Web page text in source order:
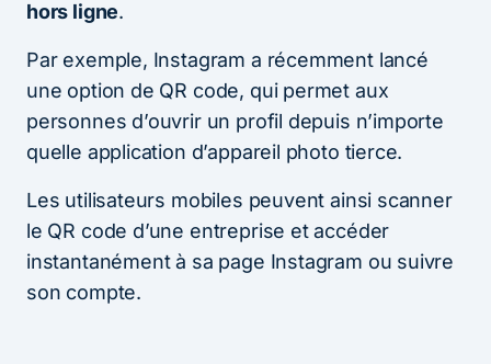
hors ligne.
Par exemple, Instagram a récemment lancé
une option de QR code, qui permet aux
personnes d’ouvrir un profil depuis n’importe
quelle application d’appareil photo tierce.
Les utilisateurs mobiles peuvent ainsi scanner
le QR code d’une entreprise et accéder
instantanément à sa page Instagram ou suivre
son compte.